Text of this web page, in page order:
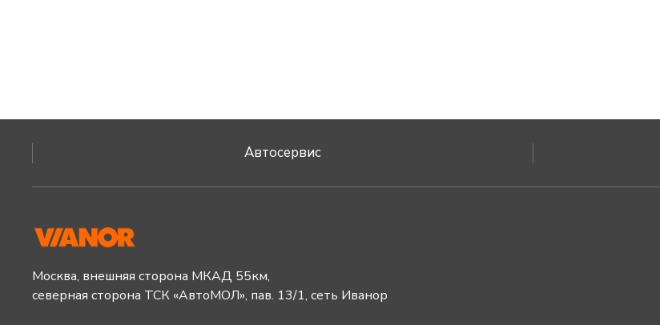
Автосервис
Москва, внешняя сторона МКАД 55км,
северная сторона ТСК «АвтоМОЛ», пав. 13/1, сеть Иванор